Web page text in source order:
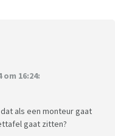
om 16:24:
als een monteur gaat
gaat zitten?